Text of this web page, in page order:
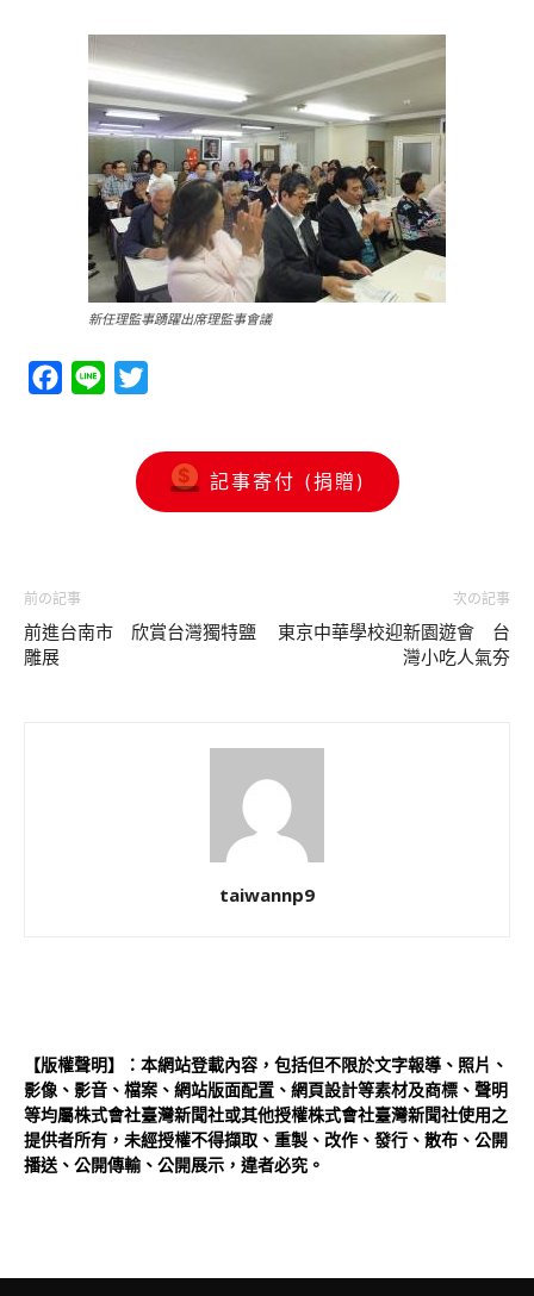
新任理監事踴躍出席理監事會議
Facebook
Line
記事寄付 (捐贈)
前の記事
前進台南市 欣賞台灣獨特鹽
雕展
次の記事
東京中華學校迎新園遊會 台
灣小吃人氣夯
taiwannp9
【版權聲明】：本網站登載內容，包括但不限於文字報導、照片、
影像、影音、檔案、網站版面配置、網頁設計等素材及商標、聲明
等均屬株式會社臺灣新聞社或其他授權株式會社臺灣新聞社使用之
提供者所有，未經授權不得擷取、重製、改作、發行、散布、公開
播送、公開傳輸、公開展示，違者必究。